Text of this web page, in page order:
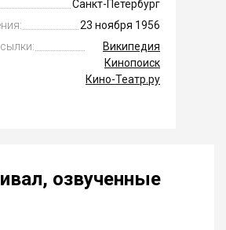
Санкт-Петербург
23 ноября 1956
Википедия
Кинопоиск
Кино-Театр.ру
озвученные